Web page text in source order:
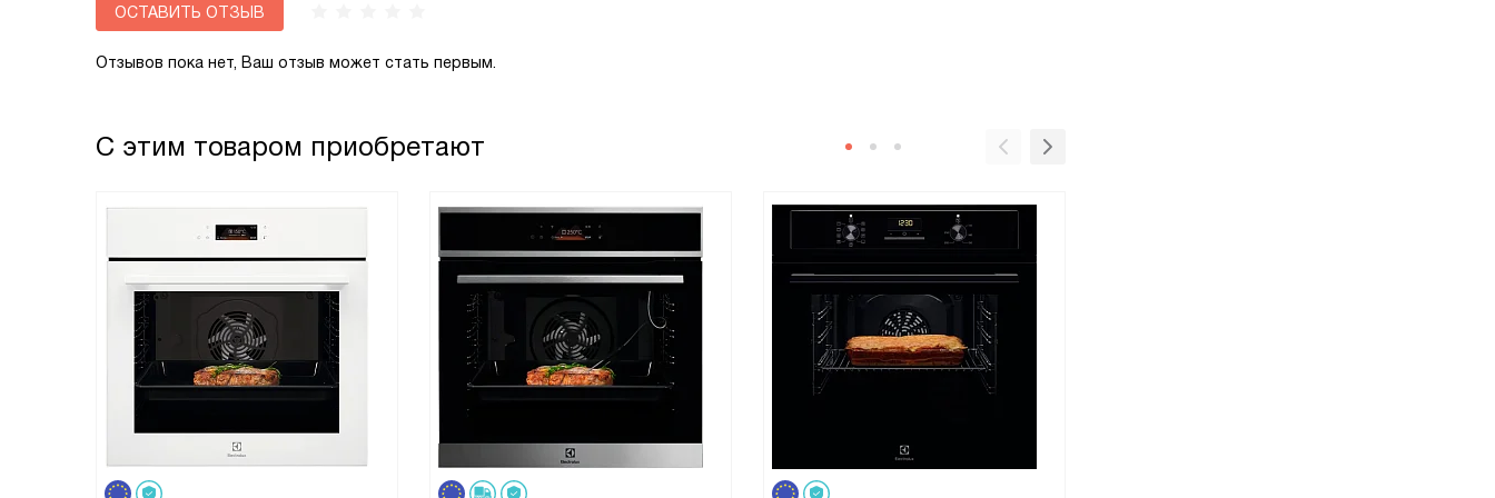
ОСТАВИТЬ ОТЗЫВ
Отзывов пока нет, Ваш отзыв может стать первым.
С этим товаром приобретают